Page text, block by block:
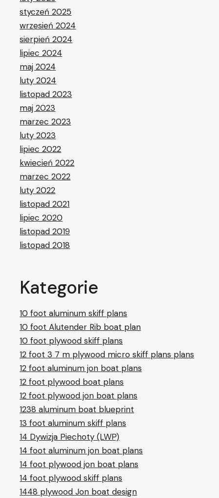
styczeń 2025
wrzesień 2024
sierpień 2024
lipiec 2024
maj 2024
luty 2024
listopad 2023
maj 2023
marzec 2023
luty 2023
lipiec 2022
kwiecień 2022
marzec 2022
luty 2022
listopad 2021
lipiec 2020
listopad 2019
listopad 2018
Kategorie
10 foot aluminum skiff plans
10 foot Alutender Rib boat plan
10 foot plywood skiff plans
12 foot 3 7 m plywood micro skiff plans plans
12 foot aluminum jon boat plans
12 foot plywood boat plans
12 foot plywood jon boat plans
1238 aluminum boat blueprint
13 foot aluminum skiff plans
14 Dywizja Piechoty (LWP)
14 foot aluminum jon boat plans
14 foot plywood jon boat plans
14 foot plywood skiff plans
1448 plywood Jon boat design